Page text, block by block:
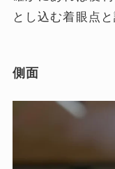
とし込む着眼点
側面